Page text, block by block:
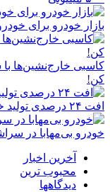
بازار خودرو برای خودروهای ۵-۱۰ میلیاردی
کن!
افت ۲۴ درصدی تولید خودرو در کشور
خودرو بی‌مهابا در
آخرین اخبار
محبوب ترین
دیدگاهها